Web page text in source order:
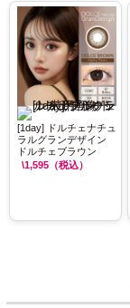
[1day] ドルチェナチュ
ラルグランデザイン
ドルチェブラウン
\1,595 （税込）